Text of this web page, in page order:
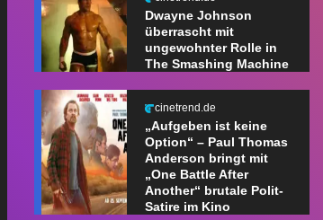
Dwayne Johnson
überrascht mit
ungewohnter Rolle in
The Smashing Machine
cinetrend.de
„Aufgeben ist keine
Option“ – Paul Thomas
Anderson bringt mit
„One Battle After
Another“ brutale Polit-
Satire im Kino